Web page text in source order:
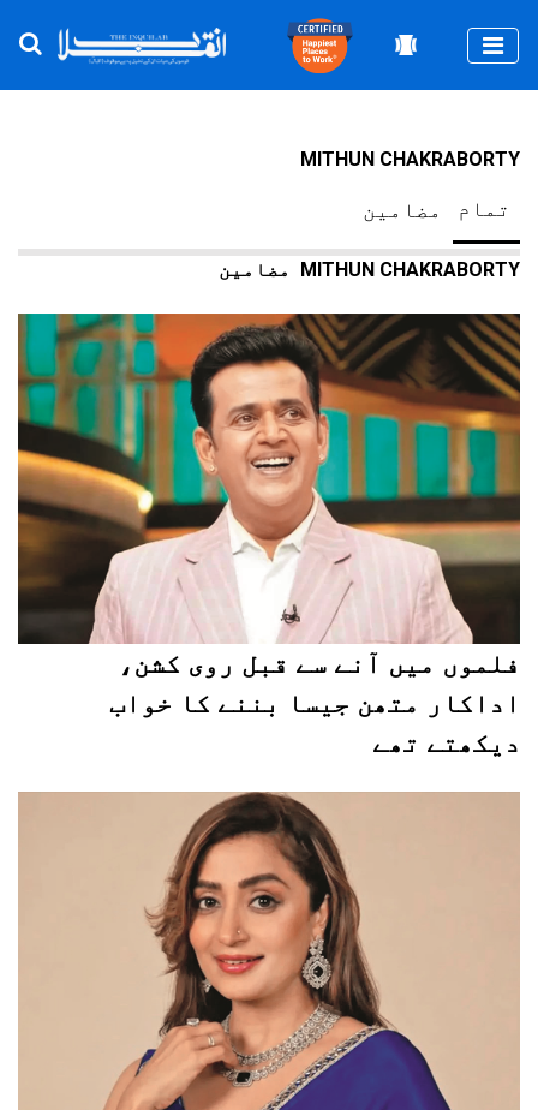
MITHUN CHAKRABORTY
مضامین تمام
MITHUN CHAKRABORTY
فلموں میں آنے سے قبل روی کشن،
اداکار متھن جیسا بننے کا خواب
دیکھتے تھے